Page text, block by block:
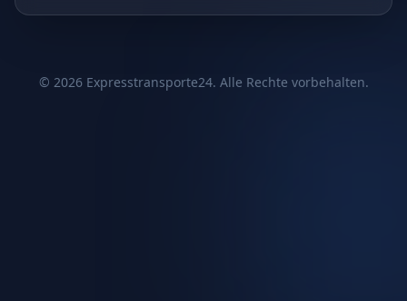
© 2026Expresstransporte24. Alle Rechte vorbehalten.